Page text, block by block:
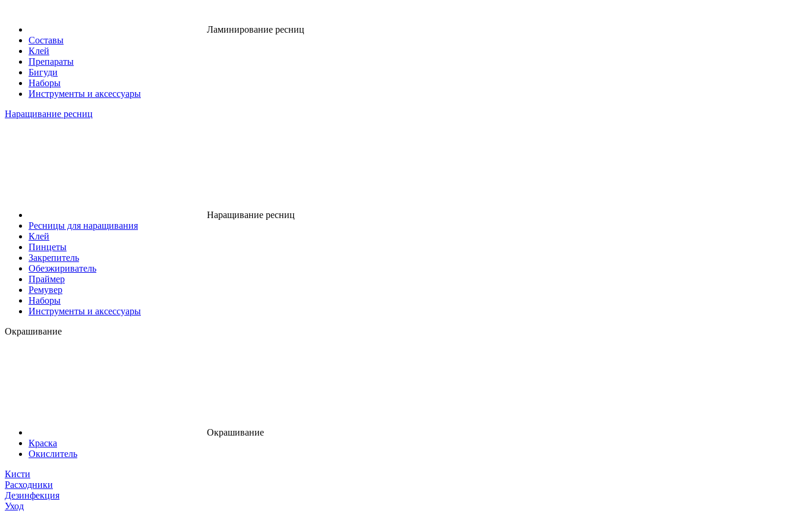
Ламинирование ресниц
Составы
Клей
Препараты
Бигуди
Наборы
Инструменты и аксессуары
Наращивание ресниц
Наращивание ресниц
Ресницы для наращивания
Клей
Пинцеты
Закрепитель
Обезжириватель
Праймер
Ремувер
Наборы
Инструменты и аксессуары
Окрашивание
Окрашивание
Краска
Окислитель
Кисти
Расходники
Дезинфекция
Уход